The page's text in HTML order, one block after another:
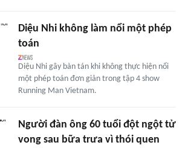
Diệu Nhi không làm nổi một phép
toán
Diệu Nhi gây bàn tán khi không thực hiện nổi
một phép toán đơn giản trong tập 4 show
Running Man Vietnam.
Người đàn ông 60 tuổi đột ngột tử
vong sau bữa trưa vì thói quen